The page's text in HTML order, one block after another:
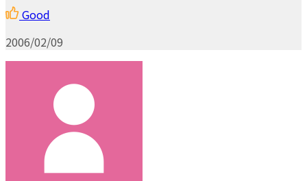
Good
2006/02/09